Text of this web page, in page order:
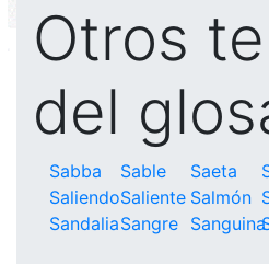
Otros
del
Sabba Sable Saeta
SaliendoSaliente Salmón
SandaliaSangre Sanguina